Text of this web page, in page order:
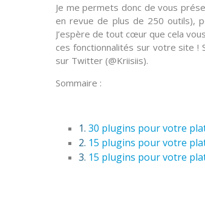
Je me permets donc de vous
en revue de plus de 250 outils),
J’espère de tout cœur que cela
ces fonctionnalités sur votre site !
sur Twitter (@Kriisiis).
Sommaire :
1. 30 plugins pour votre
2. 15 plugins pour votre
3. 15 plugins pour votre